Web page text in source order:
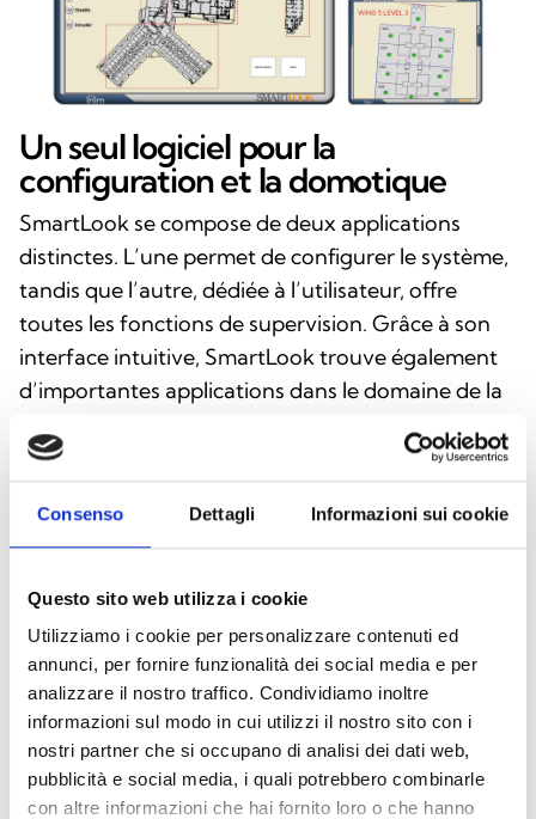
Consenso Dettagli Informazioni sui cookie
Questo sito web utilizza i cookie
Utilizziamo i cookie per personalizzare contenuti ed
annunci, per fornire funzionalità dei social media e per
analizzare il nostro traffico. Condividiamo inoltre
informazioni sul modo in cui utilizzi il nostro sito con i
nostri partner che si occupano di analisi dei dati web,
pubblicità e social media, i quali potrebbero combinarle
con altre informazioni che hai fornito loro o che hanno
Un seul logiciel pour la
configuration et la domotique
SmartLook se compose de deux applications
distinctes. L’une permet de configurer le système,
tandis que l’autre, dédiée à l’utilisateur, offre
toutes les fonctions de supervision. Grâce à son
interface intuitive, SmartLook trouve également
d’importantes applications dans le domaine de la
gestion des centrales d’alarme anti‑intrusion, le
PC peut réellement devenir le gestionnaire de
l’habitation en exploitant pleinement le potentiel
des centrales. À cette fin, il est possible d’utiliser la
licence « lite »intrusion, qui permet de gérer les
centrales SmartLiving ou Prime.
Télécharger le logiciel